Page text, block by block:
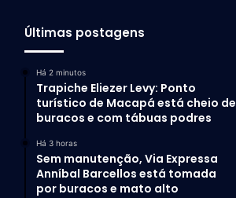
Últimas postagens
Há 2 minutos
Trapiche Eliezer Levy: Ponto
turístico de Macapá está cheio de
buracos e com tábuas podres
Há 3 horas
Sem manutenção, Via Expressa
Anníbal Barcellos está tomada
por buracos e mato alto